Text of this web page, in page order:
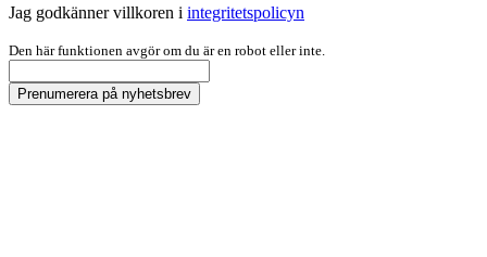
Jag godkänner villkoren i integritetspolicyn
Den här funktionen avgör om du är en robot eller inte.